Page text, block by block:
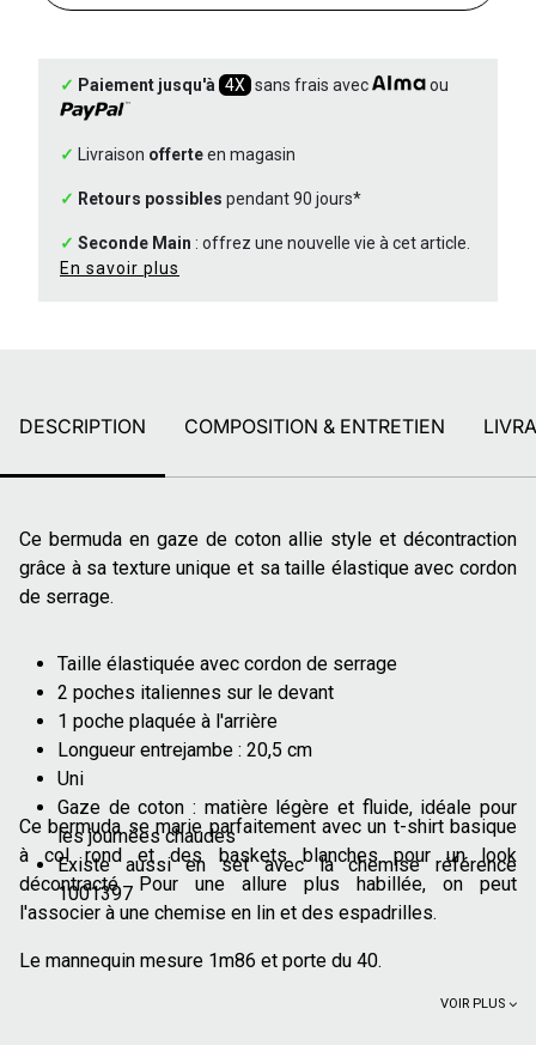
✓ Paiement jusqu'à 4X sans frais avec ou
✓ Livraison offerteen magasin
✓ Retours possibles pendant 90 jours*
✓ Seconde Main : offrez une nouvelle vie à cet article.
En savoir plus
DESCRIPTION COMPOSITION & ENTRETIEN
Ce bermuda en gaze de coton allie style et décontraction
grâce à sa texture unique et sa taille élastique avec cordon
de serrage.
Taille élastiquée avec cordon de serrage
2 poches italiennes sur le devant
1 poche plaquée à l'arrière
Longueur entrejambe : 20,5 cm
Uni
Gaze de coton : matière légère et fluide, idéale pour
les journées chaudes
Existe aussi en set avec la chemise référence
1001397
Ce bermuda se marie parfaitement avec un t-shirt basique
à col rond et des baskets blanches pour un look
décontracté. Pour une allure plus habillée, on peut
l'associer à une chemise en lin et des espadrilles.
Le mannequin mesure 1m86 et porte du 40.
VOIR PLUS